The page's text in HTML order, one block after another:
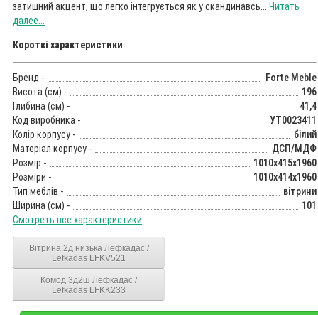
затишний акцент, що легко інтегрується як у скандинавсь... Читать
далее...
Короткі характеристики
Бренд -
Forte Meble
Висота (см) -
196
Глибина (см) -
41,4
Код виробника -
УТ0023411
Колір корпусу -
білий
Матеріал корпусу -
ДСП/МДФ
Розмір -
1010x415x1960
Розміри -
1010x414x1960
Тип меблів -
вітрини
Ширина (см) -
101
Смотреть все характеристики
Вітрина 2д низька Лефкадас /
Lefkadas LFKV521
Комод 3д2ш Лефкадас /
Lefkadas LFKK233